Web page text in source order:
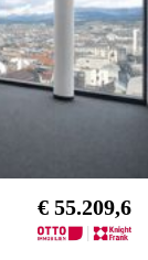
€ 55.209,6